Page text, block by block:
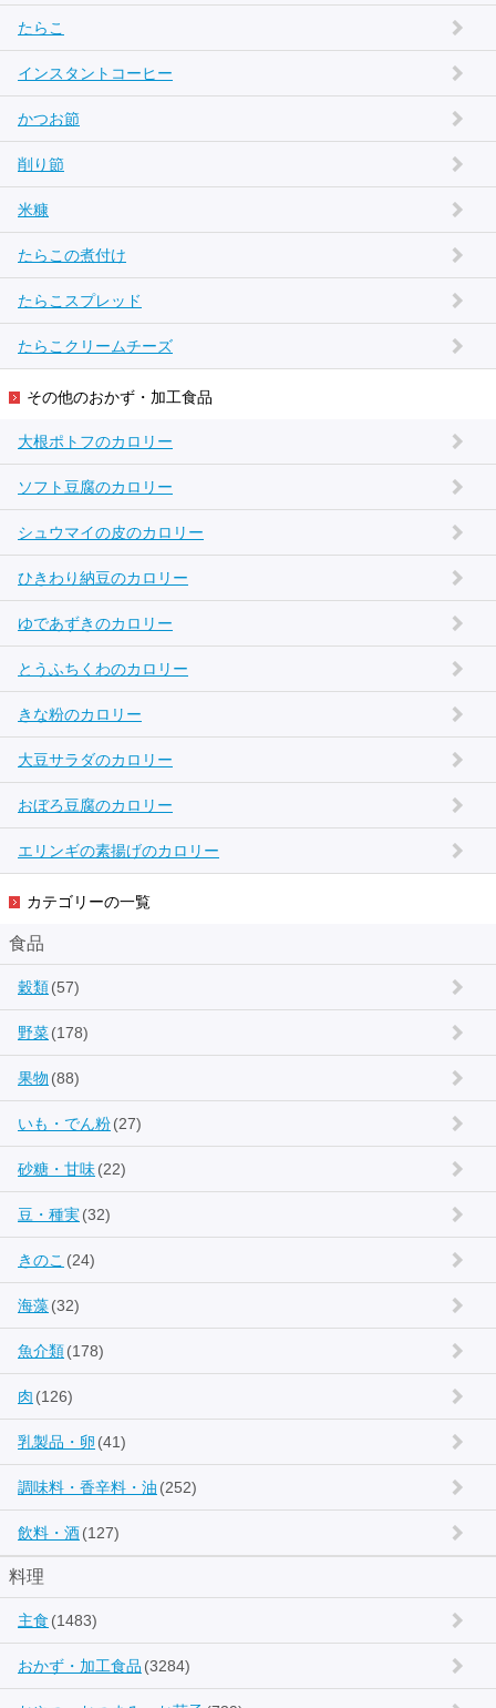
たらこ
インスタントコーヒー
かつお節
削り節
米糠
たらこの煮付け
たらこスプレッド
たらこクリームチーズ
その他のおかず・加工食品
大根ポトフのカロリー
ソフト豆腐のカロリー
シュウマイの皮のカロリー
ひきわり納豆のカロリー
ゆであずきのカロリー
とうふちくわのカロリー
きな粉のカロリー
大豆サラダのカロリー
おぼろ豆腐のカロリー
エリンギの素揚げのカロリー
カテゴリーの一覧
食品
穀類(57)
野菜(178)
果物 (88)
いも・でん粉(27)
砂糖・甘味(22)
豆・種実(32)
きのこ (24)
海藻(32)
魚介類(178)
肉 (126)
乳製品・卵 (41)
調味料・香辛料・油 (252)
飲料・酒(127)
料理
主食 (1483)
おかず・加工食品 (3284)